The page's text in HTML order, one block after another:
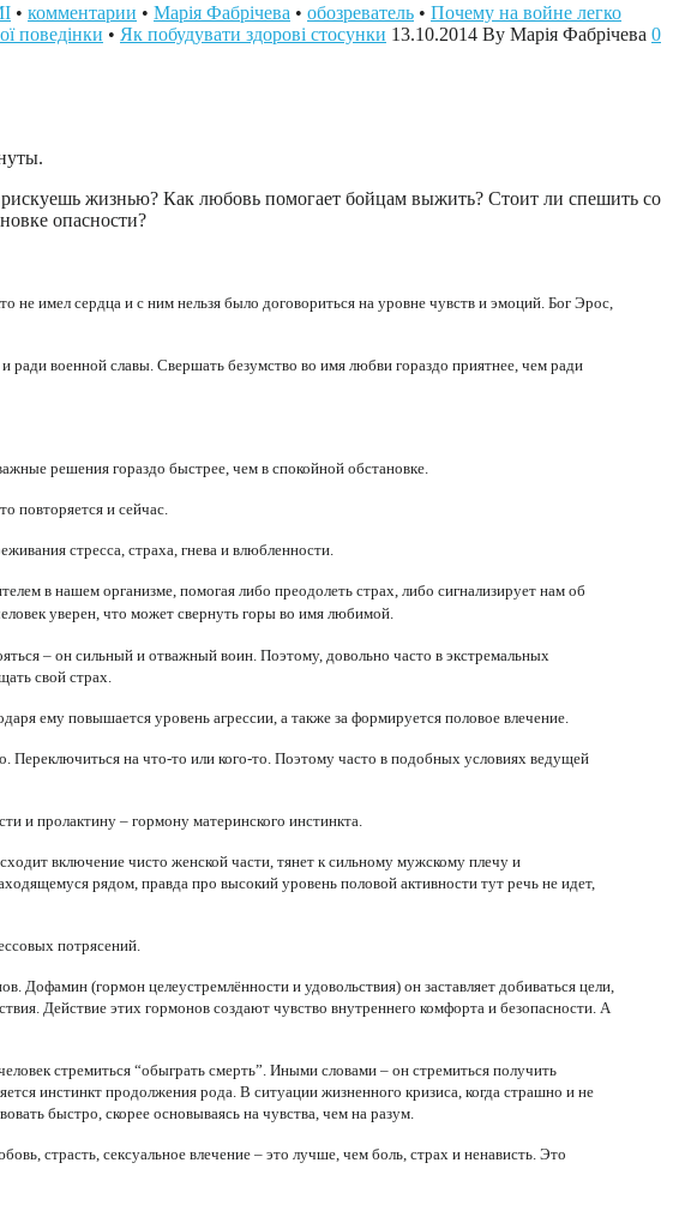
• комментарии • Марія Фабрічева • обозреватель • Почему на войне легко
поведінки • Як побудувати здорові стосунки 13.10.2014 By Марія Фабрічева 0
жизнью? Как любовь помогает бойцам выжить? Стоит ли спешить со
опасности?
имел сердца и с ним нельзя было договориться на уровне чувств и эмоций. Бог Эрос,
военной славы. Свершать безумство во имя любви гораздо приятнее, чем ради
решения гораздо быстрее, чем в спокойной обстановке.
повторяется и сейчас.
стресса, страха, гнева и влюбленности.
в нашем организме, помогая либо преодолеть страх, либо сигнализирует нам об
уверен, что может свернуть горы во имя любимой.
– он сильный и отважный воин. Поэтому, довольно часто в экстремальных
свой страх.
ему повышается уровень агрессии, а также за формируется половое влечение.
Переключиться на что-то или кого-то. Поэтому часто в подобных условиях ведущей
и пролактину – гормону материнского инстинкта.
включение чисто женской части, тянет к сильному мужскому плечу и
рядом, правда про высокий уровень половой активности тут речь не идет,
потрясений.
Дофамин (гормон целеустремлённости и удовольствия) он заставляет добиваться цели,
Действие этих гормонов создают чувство внутреннего комфорта и безопасности. А
стремиться “обыграть смерть”. Иными словами – он стремиться получить
инстинкт продолжения рода. В ситуации жизненного кризиса, когда страшно и не
быстро, скорее основываясь на чувства, чем на разум.
страсть, сексуальное влечение – это лучше, чем боль, страх и ненависть. Это